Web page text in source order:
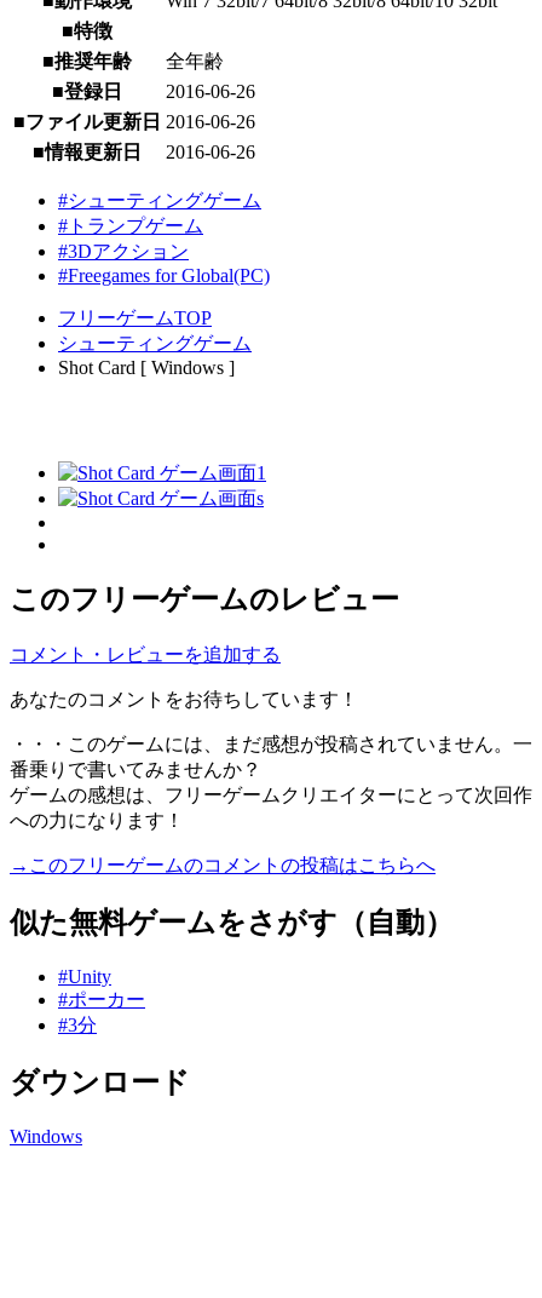
■特徴
■推奨年齢
全年齢
■登録日
2016-06-26
■ファイル更新日 2016-06-26
■情報更新日
2016-06-26
#シューティングゲーム
#トランプゲーム
#3Dアクション
#Freegames for Global(PC)
フリーゲームTOP
シューティングゲーム
Shot Card [ Windows ]
このフリーゲームのレビュー
コメント・レビューを追加する
あなたのコメントをお待ちしています！
・・・このゲームには、まだ感想が投稿されていません。一
番乗りで書いてみませんか？
ゲームの感想は、フリーゲームクリエイターにとって次回作
への力になります！
→このフリーゲームのコメントの投稿はこちらへ
似た無料ゲームをさがす（自動）
#Unity
#ポーカー
#3分
ダウンロード
Windows